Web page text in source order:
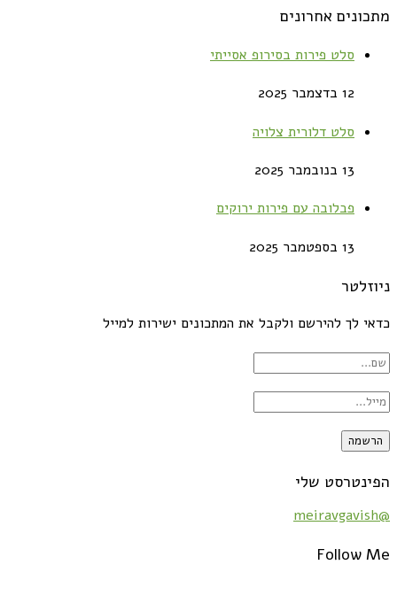
מתכונים אחרונים
סלט פירות בסירופ אסייתי
12 בדצמבר 2025
סלט דלורית צלויה
13 בנובמבר 2025
פבלובה עם פירות ירוקים
13 בספטמבר 2025
ניוזלטר
כדאי לך להירשם ולקבל את המתכונים ישירות למייל
הפינטרסט שלי
@meiravgavish
Follow Me